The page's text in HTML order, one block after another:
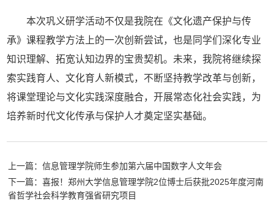
本次巩义研学活动不仅是我院在《文化遗产保护与传
承》课程教学方法上的一次创新尝试，也是同学们深化专业
知识理解、拓宽认知边界的宝贵契机。未来，我院将继续探
索实践育人、文化育人新模式，不断坚持教学改革与创新，
将课堂理论与文化实践深度融合，开展常态化社会实践，为
培养新时代文化传承与保护人才奠定坚实基础。
上一篇：信息管理学院师生参加第六届中国数字人文年会
下一篇：喜报！郑州大学信息管理学院2位博士后获批2025年度河南
省哲学社会科学教育强省研究项目